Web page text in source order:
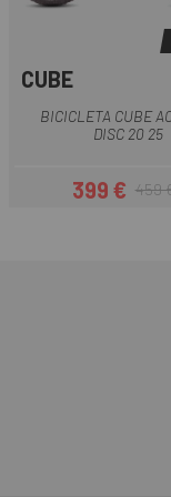
CUBE
BICICLETA CUBE
DISC 20 25
Precio
399 €Precio
459